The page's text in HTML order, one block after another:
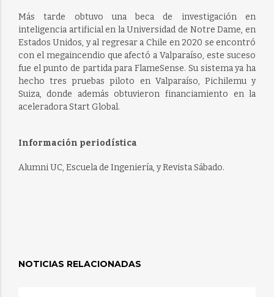
Más tarde obtuvo una beca de investigación en
inteligencia artificial en la Universidad de Notre Dame, en
Estados Unidos, y al regresar a Chile en 2020 se encontró
con el megaincendio que afectó a Valparaíso, este suceso
fue el punto de partida para FlameSense. Su sistema ya ha
hecho tres pruebas piloto en Valparaíso, Pichilemu y
Suiza, donde además obtuvieron financiamiento en la
aceleradora Start Global.
Información periodística
Alumni UC, Escuela de Ingeniería, y Revista Sábado.
NOTICIAS RELACIONADAS